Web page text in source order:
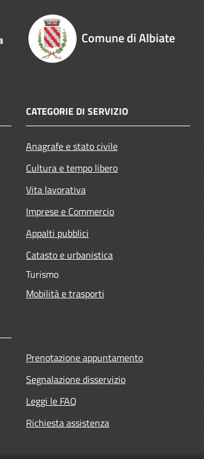
Comune di Albiate
CATEGORIE DI SERVIZIO
Anagrafe e stato civile
Cultura e tempo libero
Vita lavorativa
Imprese e Commercio
Appalti pubblici
Catasto e urbanistica
Turismo
Mobilità e trasporti
Prenotazione appuntamento
Segnalazione disservizio
Leggi le FAQ
Richiesta assistenza